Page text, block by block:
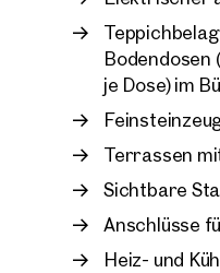
Bodendosen
je Dose) im
Terrassen
Sichtbare
Anschlüsse
Heiz- und